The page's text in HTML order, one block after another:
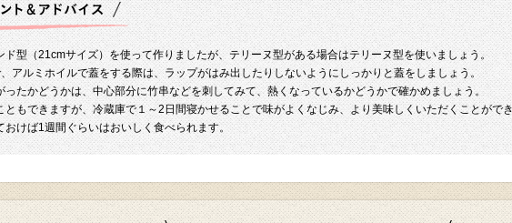
ド型（21cmサイズ）を使って作りましたが、テリーヌ型がある場合はテリーヌ型を使いましょう。
アルミホイルで蓋をする際は、ラップがはみ出したりしないようにしっかりと蓋をしましょう。
ったかどうかは、中心部分に竹串などを刺してみて、熱くなっているかどうかで確かめましょう。
ともできますが、冷蔵庫で１～2日間寝かせることで味がよくなじみ、より美味しくいただくことがで
おけば1週間ぐらいはおいしく食べられます。